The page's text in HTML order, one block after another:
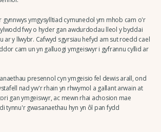
gynnwys ymgysylltiad cymunedol ym mhob cam o'r
fwy o hyder gan awdurdodau lleol y byddai
ar y llwybr. Cafwyd sgyrsiau hefyd am sut roedd cael
cam un yn galluogi ymgeiswyr i gyfrannu cyllid ar
presennol cyn ymgeisio fel dewis arall, ond
nad yw'r rhain yn rhwymol a gallant arwain at
gan ymgeiswyr, ac mewn rhai achosion mae
tynnu'r gwasanaethau hyn yn ôl pan fydd